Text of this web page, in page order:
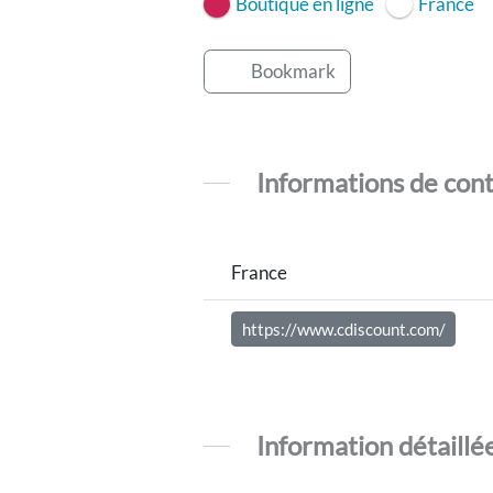
Bookmark
Informations de
France
https://www.cdiscount.com/
Information